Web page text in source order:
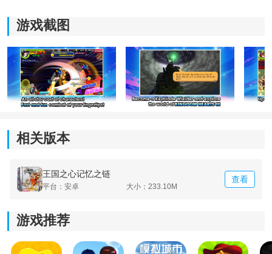
《王国之心》游戏介绍：
1.在游戏中自由探索能够揭开谜团，一些道具的使用能够
2.随时可以开展属于自己的冒险之旅，玩家在战斗过程中
会获得其他玩家们的协助，可以完成团战战斗任务。
游戏截图
相关版本
王国之心记忆之链
平台：安卓 大小：233.10M
查看
游戏推荐